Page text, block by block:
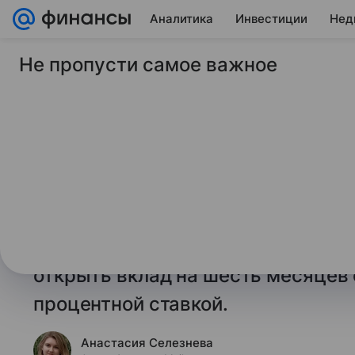
Аналитика Инвестиции
28 сентября 2025 Финансы Mail
Топ-6 банковских
на финансовом маркетплейсе
на 26 сентября 2025 года и
открыть вклад на шесть месяцев
процентной ставкой.
Анастасия Селезнева
Не пропусти самое важное